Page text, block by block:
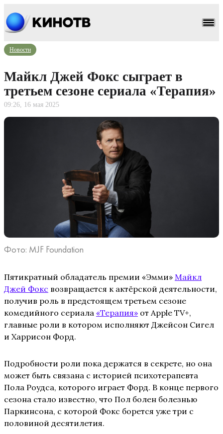
Новости
Майкл Джей Фокс сыграет в
третьем сезоне сериала «Терапия»
09:26, 16 мая 2025
Фото: MJF Foundation
Пятикратный обладатель премии «Эмми» Майкл
Джей Фокс возвращается к актёрской деятельности,
получив роль в предстоящем третьем сезоне
комедийного сериала «Терапия» от Apple TV+,
главные роли в котором исполняют Джейсон Сигел
и Харрисон Форд.
Подробности роли пока держатся в секрете, но она
может быть связана с историей психотерапевта
Пола Роудса, которого играет Форд. В конце первого
сезона стало известно, что Пол болен болезнью
Паркинсона, с которой Фокс борется уже три с
половиной десятилетия.